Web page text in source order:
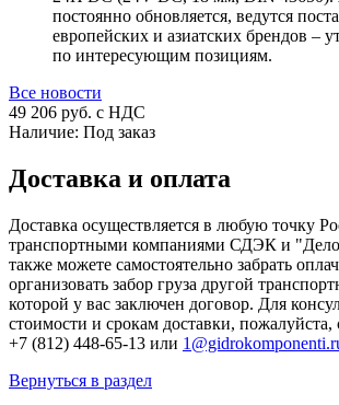
постоянно обновляется, ведутся
европейских и азиатских брендов –
по интересующим позициям.
Все новости
49 206 руб. с НДС
Наличие: Под заказ
Доставка и оплата
Доставка осуществляется в любую точку
транспортными компаниями СДЭК и
также можете самостоятельно забрать
организовать забор груза другой
которой у вас заключен договор. Для
стоимости и срокам доставки, пожалуйста,
+7 (812) 448-65-13 или
Вернуться в раздел